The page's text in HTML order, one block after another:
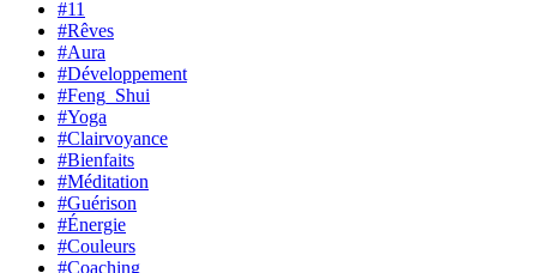
#11
#Rêves
#Aura
#Développement
#Feng_Shui
#Yoga
#Clairvoyance
#Bienfaits
#Méditation
#Guérison
#Énergie
#Couleurs
#Coaching